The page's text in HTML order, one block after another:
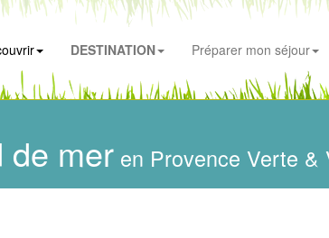
DESTINATION Préparer mon séjour
de mer en Provence Verte &